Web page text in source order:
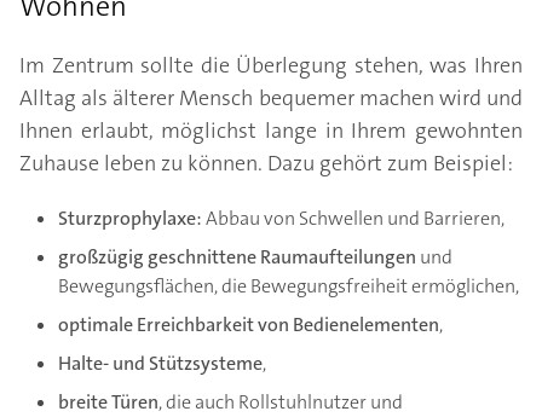
Im Zentrum sollte die Überlegung stehen, was Ihren
Alltag als älterer Mensch bequemer machen wird und
Ihnen erlaubt, möglichst lange in Ihrem gewohnten
Zuhause leben zu können. Dazu gehört zum Beispiel:
Sturzprophylaxe:Abbau von Schwellen und Barrieren,
großzügig geschnittene Raumaufteilungen und
Bewegungsflächen, die Bewegungsfreiheit ermöglichen,
optimale Erreichbarkeit von Bedienelementen,
Halte- und Stützsysteme,
breite Türen, die auch Rollstuhlnutzer und